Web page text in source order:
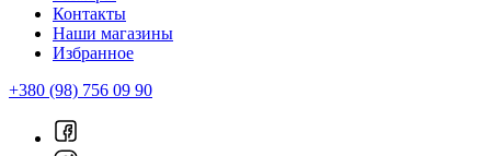
Контакты
Наши магазины
Избранное
+380 (98) 756 09 90